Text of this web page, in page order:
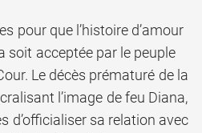
pour que l’histoire d’amour
soit acceptée par le peuple
Le décès prématuré de la
l’image de feu Diana,
d’officialiser sa relation avec